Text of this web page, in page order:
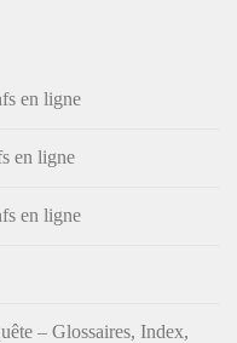
en ligne
en ligne
en ligne
– Glossaires, Index,